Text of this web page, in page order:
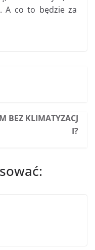
A co to będzie za
BEZ KLIMATYZACJ
I?